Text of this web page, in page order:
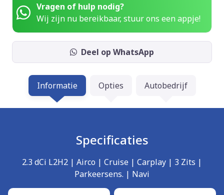
Vragen of hulp nodig?
Wij zijn nu bereikbaar, stuur ons een appje!
Deel op WhatsApp
Informatie Opties Autobedrijf
Specificaties
2.3 dCi L2H2 | Airco | Cruise | Carplay | 3 Zits |
Parkeersens. | Navi